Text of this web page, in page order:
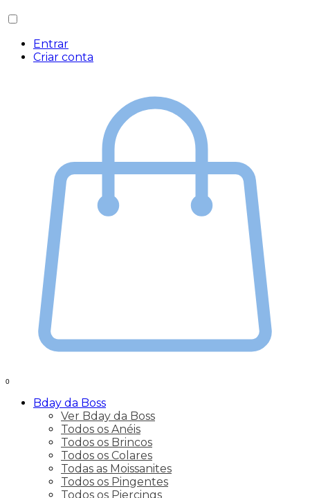
Entrar
Criar conta
0
Bday da Boss
Ver Bday da Boss
Todos os Anéis
Todos os Brincos
Todos os Colares
Todas as Moissanites
Todos os Pingentes
Todos os Piercings